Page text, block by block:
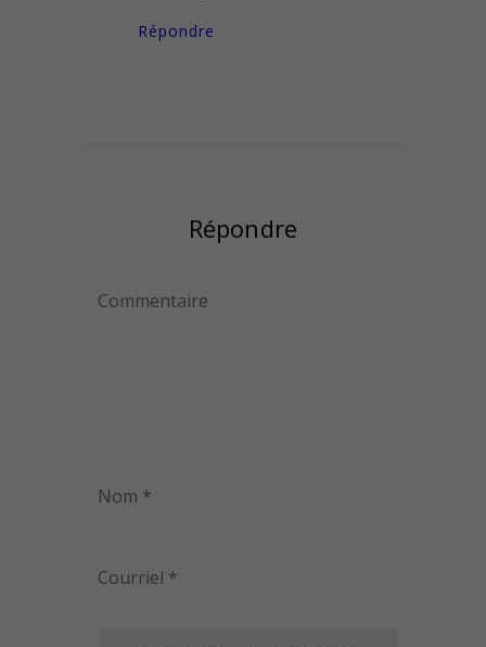
Répondre
Répondre